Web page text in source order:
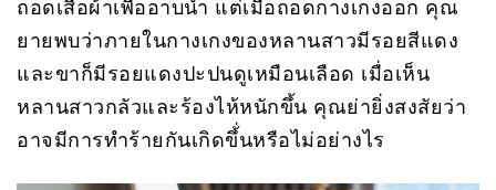
ถอดเสื้อผ้าเพื่ออาบน้ำ แต่เมื่อถอดกางเกงออก คุณ
ยายพบว่าภายในกางเกงของหลานสาวมีรอยสีแดง
และขาก็มีรอยแดงปะปนดูเหมือนเลือด เมื่อเห็น
หลานสาวกลัวและร้องไห้หนักขึ้น คุณย่ายิ่งสงสัยว่า
อาจมีการทำร้ายกันเกิดขึ้่นหรือไม่อย่างไร